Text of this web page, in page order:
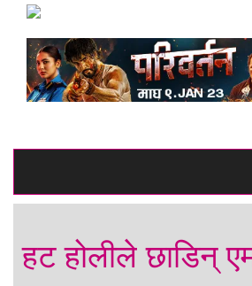
हट होलीले छाडिन्